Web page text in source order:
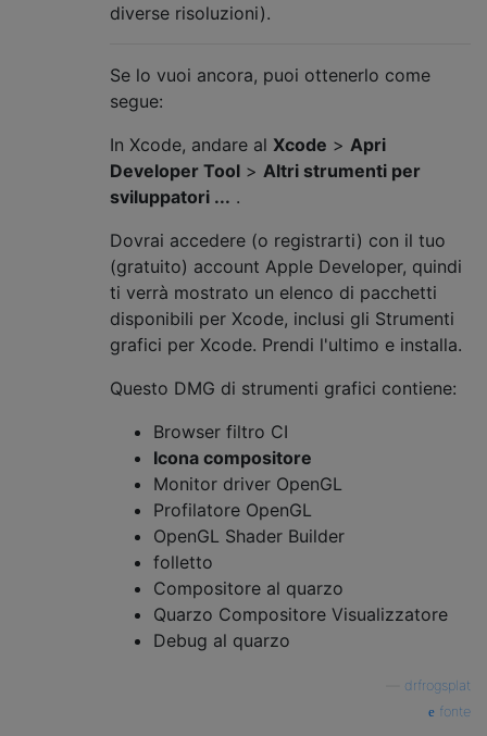
diverse risoluzioni).
Se lo vuoi ancora, puoi ottenerlo come
segue:
In Xcode, andare al Xcode > Apri
Developer Tool > Altri strumenti per
sviluppatori ... .
Dovrai accedere (o registrarti) con il tuo
(gratuito) account Apple Developer, quindi
ti verrà mostrato un elenco di pacchetti
disponibili per Xcode, inclusi gli Strumenti
grafici per Xcode. Prendi l'ultimo e installa.
Questo DMG di strumenti grafici contiene:
Browser filtro CI
Icona compositore
Monitor driver OpenGL
Profilatore OpenGL
OpenGL Shader Builder
folletto
Compositore al quarzo
Quarzo Compositore Visualizzatore
Debug al quarzo
drfrogsplat
fonte